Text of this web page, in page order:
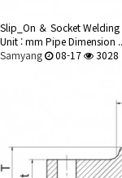
Slip_On ＆ Socket Welding
Unit : mm Pipe Dimension ..
Samyang
08-17 3028